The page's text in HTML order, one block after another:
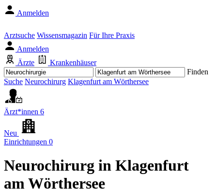
Anmelden
Arztsuche Wissensmagazin Für Ihre Praxis
Anmelden
Ärzte
Krankenhäuser
Finden
Suche Neurochirurg Klagenfurt am Wörthersee
Ärzt*innen 6
Neu
Einrichtungen 0
Neurochirurg in Klagenfurt
am Wörthersee